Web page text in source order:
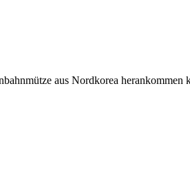
aus Nordkorea